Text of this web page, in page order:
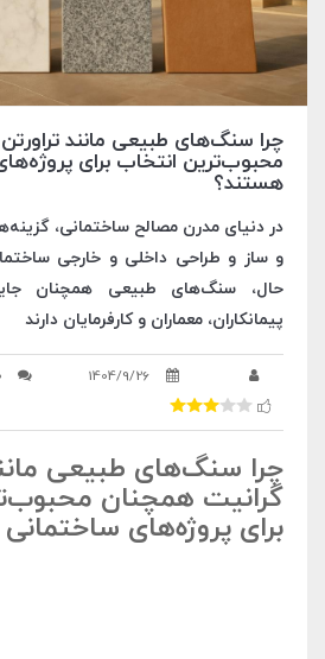
چرا سنگ‌های طبیعی مانند
محبوب‌ترین انتخاب برای
هستند؟
در دنیای مدرن مصالح ساختمانی،
و ساز و طراحی داخلی و خارجی
حال، سنگ‌های طبیعی همچنان
پیمانکاران، معماران و کارفرمایان دارند
1404/9/26
0
چرا سنگ‌های طبیعی
گرانیت همچنان
برای پروژه‌های